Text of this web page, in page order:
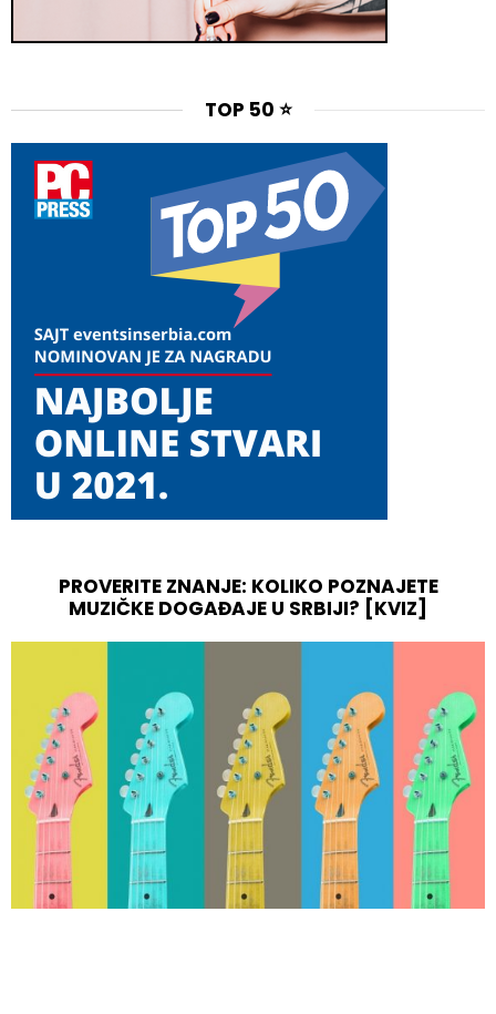
TOP 50 ⭐
PROVERITE ZNANJE: KOLIKO POZNAJETE
MUZIČKE DOGAĐAJE U SRBIJI? [KVIZ]